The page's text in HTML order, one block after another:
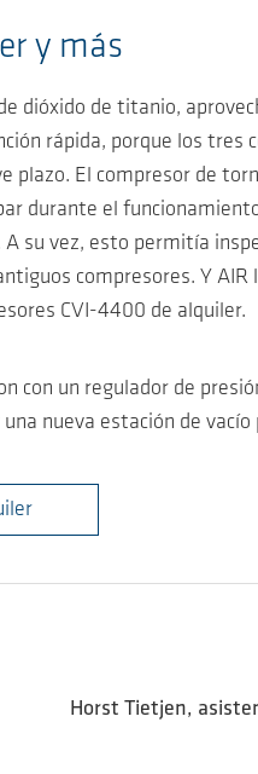
y más
dióxido de titanio,
rápida, porque los tres
plazo. El compresor de
durante el
su vez, esto permitía
compresores. Y
CVI-4400 de alquiler.
con un regulador de
nueva estación de
Horst Tietjen,